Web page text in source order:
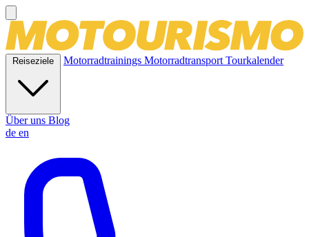
Reiseziele Motorradtrainings MotorradtransportTourkalender
Über uns Blog
de en